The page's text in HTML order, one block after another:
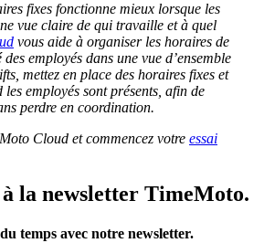
fixes fonctionne mieux lorsque les
vue claire de qui travaille et à quel
vous aide à organiser les horaires de
employés dans une vue d’ensemble
mettez en place des horaires fixes et
les employés sont présents, afin de
perdre en coordination.
Cloud et commencez votre essai
la newsletter TimeMoto.
temps avec notre newsletter.